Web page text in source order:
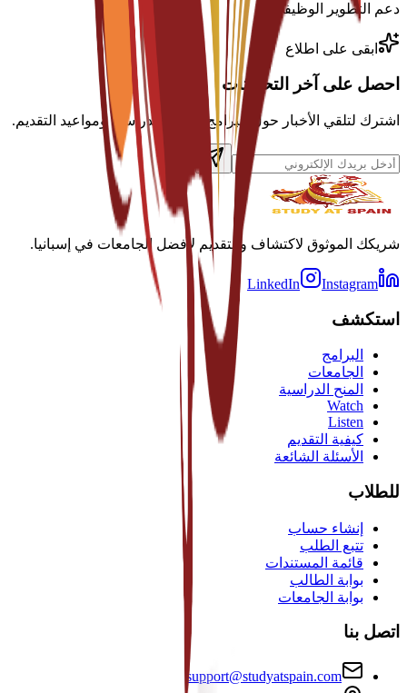
دعم التطوير الوظيفي
ابقى على اطلاع
احصل على آخر التحديثات
اشترك لتلقي الأخبار حول البرامج والمنح الدراسية ومواعيد التقديم.
شريكك الموثوق لاكتشاف والتقديم لأفضل الجامعات في إسبانيا.
LinkedIn Instagram
استكشف
البرامج
الجامعات
المنح الدراسية
Watch
Listen
كيفية التقديم
الأسئلة الشائعة
للطلاب
إنشاء حساب
تتبع الطلب
قائمة المستندات
بوابة الطالب
بوابة الجامعات
اتصل بنا
support@studyatspain.com